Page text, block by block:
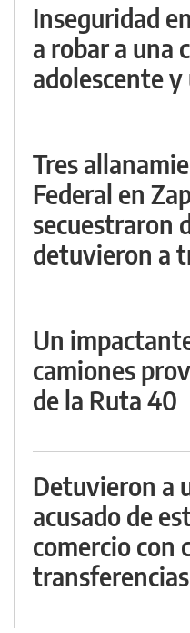
Inseguridad
a robar a una
adolescente
Tres
Federal en
secuestraron
detuvieron a
Un
camiones
de la Ruta 40
Detuvieron a
acusado de
comercio con